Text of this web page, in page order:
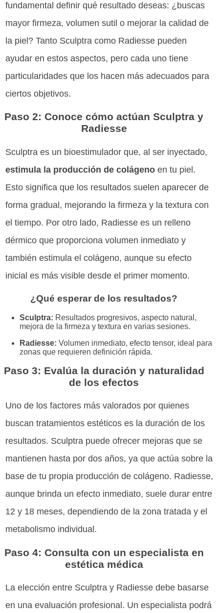
fundamental definir qué resultado deseas: ¿buscas
mayor firmeza, volumen sutil o mejorar la calidad de
la piel? Tanto Sculptra como Radiesse pueden
ayudar en estos aspectos, pero cada uno tiene
particularidades que los hacen más adecuados para
ciertos objetivos.
Paso 2: Conoce cómo actúan Sculptra y
Radiesse
Sculptra es un bioestimulador que, al ser inyectado,
estimula la producción de colágeno en tu piel.
Esto significa que los resultados suelen aparecer de
forma gradual, mejorando la firmeza y la textura con
el tiempo. Por otro lado, Radiesse es un relleno
dérmico que proporciona volumen inmediato y
también estimula el colágeno, aunque su efecto
inicial es más visible desde el primer momento.
¿Qué esperar de los resultados?
Sculptra: Resultados progresivos, aspecto natural,
mejora de la firmeza y textura en varias sesiones.
Radiesse: Volumen inmediato, efecto tensor, ideal para
zonas que requieren definición rápida.
Paso 3: Evalúa la duración y naturalidad
de los efectos
Uno de los factores más valorados por quienes
buscan tratamientos estéticos es la duración de los
resultados. Sculptra puede ofrecer mejoras que se
mantienen hasta por dos años, ya que actúa sobre la
base de tu propia producción de colágeno. Radiesse,
aunque brinda un efecto inmediato, suele durar entre
12 y 18 meses, dependiendo de la zona tratada y el
metabolismo individual.
Paso 4: Consulta con un especialista en
estética médica
La elección entre Sculptra y Radiesse debe basarse
en una evaluación profesional. Un especialista podrá